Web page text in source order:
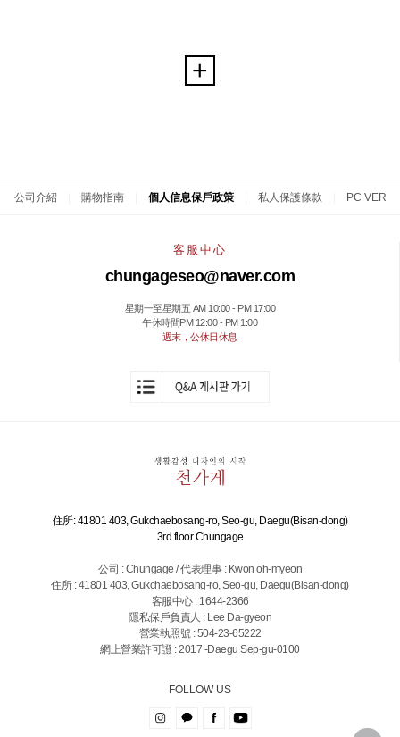
公司介紹 購物指南 個人信息保戶政策 私人保護條款 PC VER
客服中心
chungageseo@naver.com
星期一至星期五 AM 10:00 - PM 17:00
午休時間PM 12:00 - PM 1:00
週末，公休日休息
住所: 41801 403, Gukchaebosang-ro, Seo-gu, Daegu(Bisan-dong)
3rd floor Chungage
公司 : Chungage / 代表理事 : Kwon oh-myeon
住所 : 41801 403, Gukchaebosang-ro, Seo-gu, Daegu(Bisan-dong)
客服中心 : 1644-2366
隱私保戶負責人 : Lee Da-gyeon
營業執照號 : 504-23-65222
網上營業許可證 : 2017 -Daegu Sep-gu-0100
FOLLOW US